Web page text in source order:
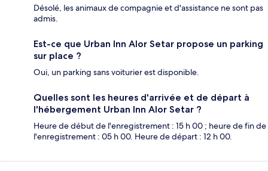
Désolé, les animaux de compagnie et d'assistance ne sont pas
admis.
Est-ce que Urban Inn Alor Setar propose un parking
sur place ?
Oui, un parking sans voiturier est disponible.
Quelles sont les heures d'arrivée et de départ à
l'hébergement Urban Inn Alor Setar ?
Heure de début de l'enregistrement : 15 h 00 ; heure de fin de
l'enregistrement : 05 h 00. Heure de départ : 12 h 00.